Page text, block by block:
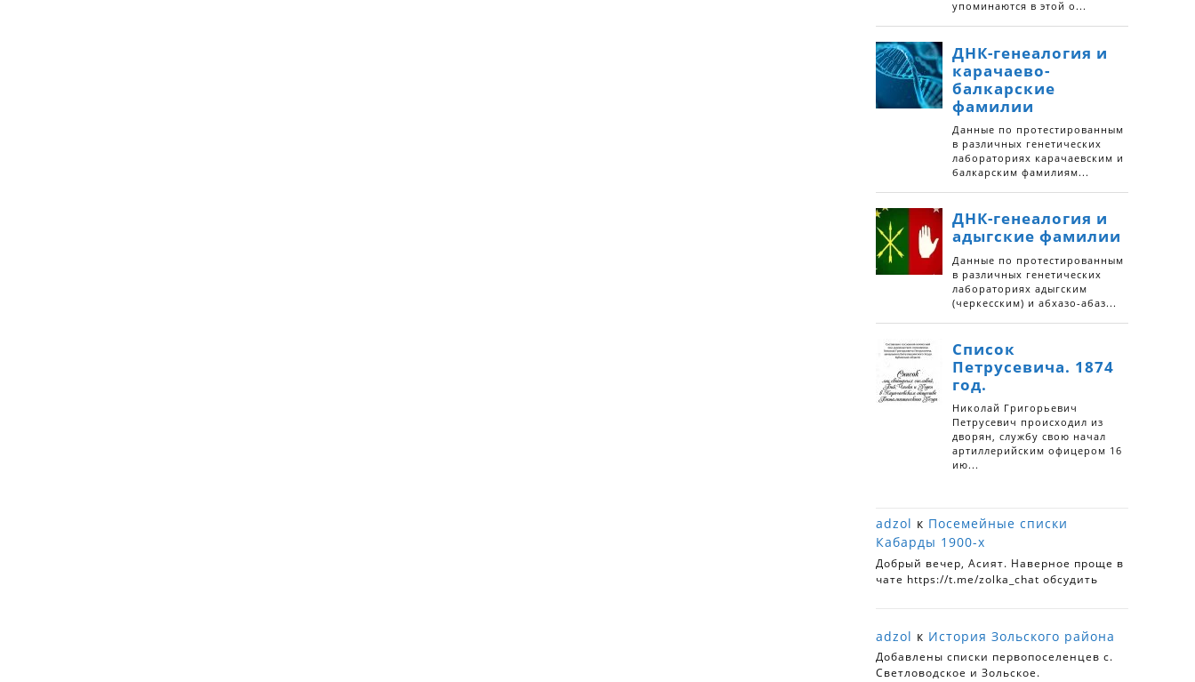
adzol к Посемейные списки
Кабарды 1900-х
Добрый вечер, Асият. Наверное проще в
чате https://t.me/zolka_chat обсудить
adzol к История Зольского района
Добавлены списки первопоселенцев с.
Светловодское и Зольское.